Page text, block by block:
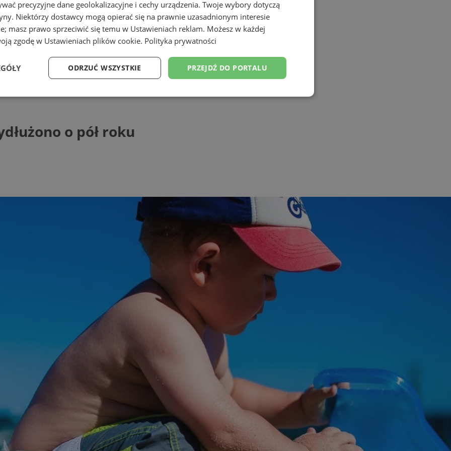
o pół roku
o pół roku
precyzyjne dane geolokalizacyjne i cechy urządzenia. Twoje wybory dotyczą
Niektórzy dostawcy mogą opierać się na prawnie uzasadnionym interesie
masz prawo sprzeciwić się temu w Ustawieniach reklam. Możesz w każdej
zgodę w Ustawieniach plików cookie. Polityka prywatności
PRZEJDŹ DO PORTALU
ODRZUĆ WSZYSTKIE
Wydajność Targetowanie Funkcjonalność Niesklasyfikowane
niezbędnych plików cookie nie można prawidłowo korzystać ze strony internetowej.
Ten plik cookie przechowuje identyfikator sesji.
Ten plik cookie przechowuje identyfikator sesji.
Ten plik cookie przechowuje identyfikator sesji.
Ten plik cookie jest używany do celów
uwierzytelniania i bezpieczeństwa, zapewniając, że
użytkownicy pozostają zalogowani, a ich dane są
zabezpieczone, jak poruszać się przez witrynę
internetową lub interakcji z jej usług.
30 minut
Ten plik cookie służy do rozróżniania ludzi i botów.
Jest to korzystne dla strony internetowej, ponieważ
umożliwia tworzenie ważnych raportów na temat
korzystania z jej witryny internetowej.
Cloudflare Inc.
.twitter.com
sekund
Ten plik cookie służy do rozróżniania ludzi i botów.
Jest to korzystne dla strony internetowej, ponieważ
umożliwia tworzenie ważnych raportów na temat
korzystania z jej witryny internetowej.
YouTube
tygodnie
Ten plik cookie jest używany do przechowywania
zgody użytkownika i wyboru prywatności dla ich
interakcji z witryną. Rejestruje dane dotyczące
zgody odwiedzającego na różne polityki i
ustawienia prywatności, zapewniając, że ich
preferencje zostaną uhonorowane w przyszłych
sesjach.
CookieScript
4 tygodnie 2 dni
Ten plik cookie jest używany przez usługę Cookie-
Polityce prywatności Google